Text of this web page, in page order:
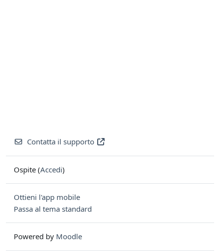
Contatta il supporto
Ospite (Accedi)
Ottieni l'app mobile
Passa al tema standard
Powered by Moodle